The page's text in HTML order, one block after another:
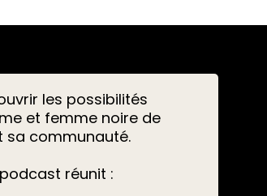
les possibilités
et femme noire de
sa communauté.
réunit :